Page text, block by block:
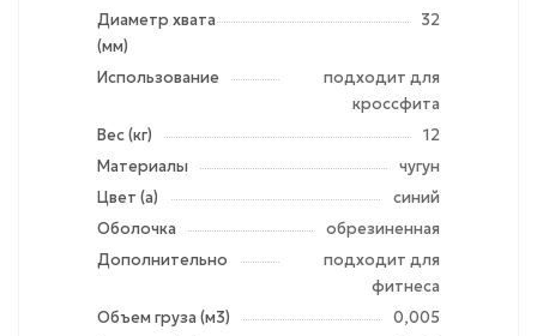
Диаметр хвата
(мм)
32
Использование
подходит для
кроссфита
Вес (кг)
12
Материалы
чугун
Цвет (а)
синий
Оболочка
обрезиненная
Дополнительно
подходит для
фитнеса
Объем груза (м3)
0,005